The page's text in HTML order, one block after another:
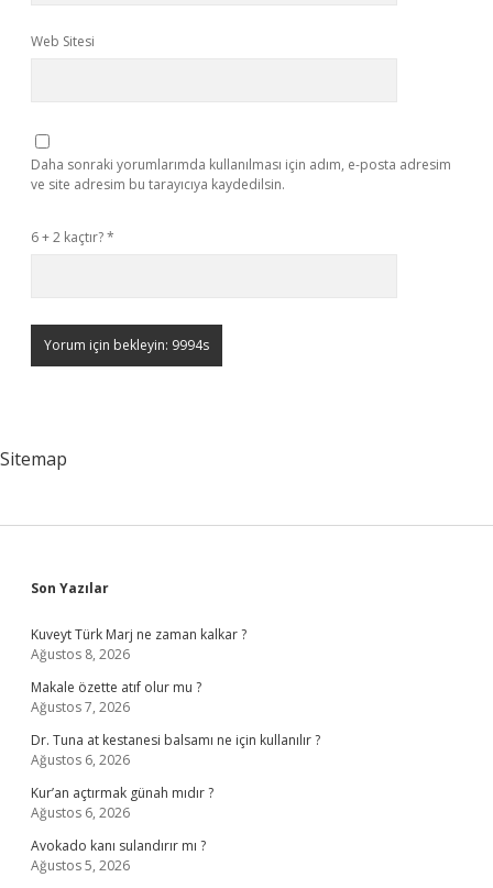
Web Sitesi
Daha sonraki yorumlarımda kullanılması için adım, e-posta adresim
ve site adresim bu tarayıcıya kaydedilsin.
6 + 2 kaçtır?*
Sitemap
Sidebar
Son Yazılar
Kuveyt Türk Marj ne zaman kalkar ?
Ağustos 8, 2026
Makale özette atıf olur mu ?
Ağustos 7, 2026
Dr. Tuna at kestanesi balsamı ne için kullanılır ?
Ağustos 6, 2026
Kur’an açtırmak günah mıdır ?
Ağustos 6, 2026
Avokado kanı sulandırır mı ?
Ağustos 5, 2026